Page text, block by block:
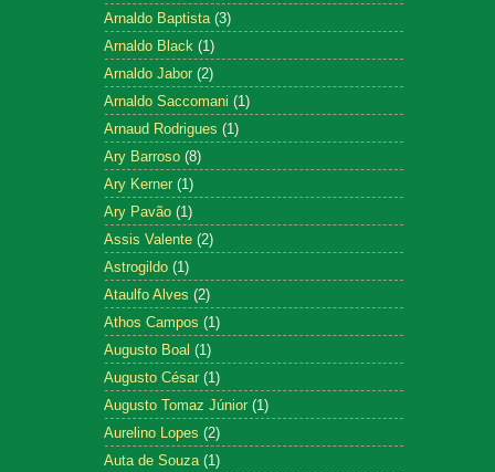
Arnaldo Baptista (3)
Arnaldo Black (1)
Arnaldo Jabor (2)
Arnaldo Saccomani (1)
Arnaud Rodrigues (1)
Ary Barroso (8)
Ary Kerner (1)
Ary Pavão (1)
Assis Valente (2)
Astrogildo (1)
Ataulfo Alves (2)
Athos Campos (1)
Augusto Boal (1)
Augusto César (1)
Augusto Tomaz Júnior (1)
Aurelino Lopes (2)
Auta de Souza (1)